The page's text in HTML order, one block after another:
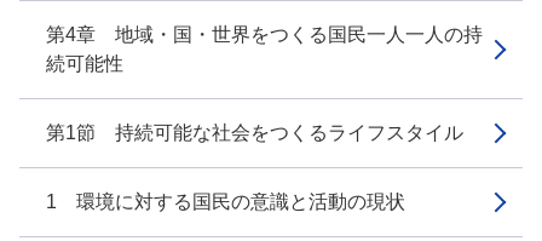
第4章 地域・国・世界をつくる国民一人一人の持
続可能性
第1節 持続可能な社会をつくるライフスタイル
1 環境に対する国民の意識と活動の現状